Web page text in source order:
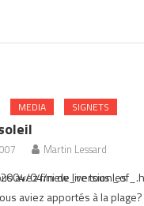
04/
MEDIA SIGNETS
Martin Lessard
avez fini de lire tous les
aviez apportés à la plage?